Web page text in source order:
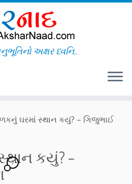
અક્ષર ધ્વનિ..
ઘરમાં સ્થાન કયું? – ગિજુભાઈ
કયું? –
7